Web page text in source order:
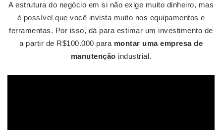
A estrutura do negócio em si não exige muito dinheiro, mas
é possível que você invista muito nos equipamentos e
ferramentas. Por isso, dá para estimar um investimento de
a partir de R$100.000 para montar uma empresa de
manutenção industrial.